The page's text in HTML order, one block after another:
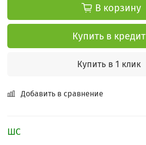
В корзину
Купить в кредит
Купить в 1 клик
Добавить в сравнение
ШС